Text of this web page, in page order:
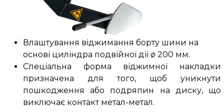
Влаштування віджимання борту шини на
основі циліндра подвійної дії ø 200 мм.
Спеціальна форма віджимної накладки
призначена для того, щоб уникнути
пошкодження або подряпин на диску, що
виключає контакт метал-метал.